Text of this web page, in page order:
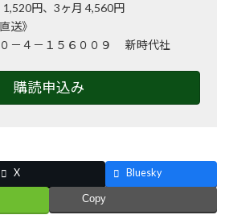
1,520円、3ヶ月 4,560円
送》
－４－１５６００９ 新時代社
購読申込み
X Bluesky
Copy